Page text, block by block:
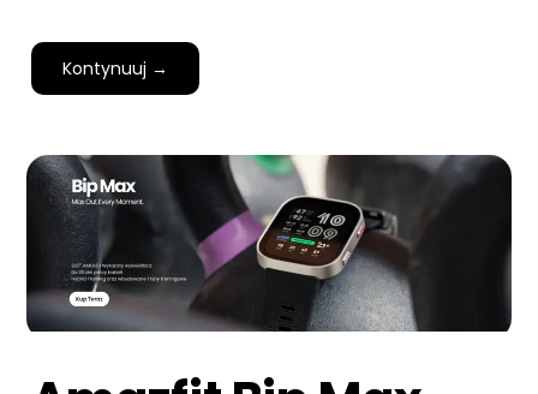
Kontynuuj →